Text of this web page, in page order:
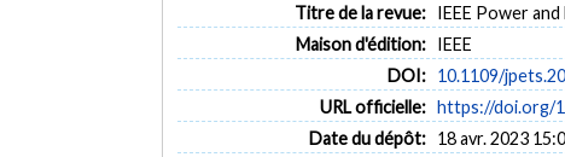
Titre de la revue: IEEE Power
Maison d'édition: IEEE
DOI: 10.1109/
URL officielle: https://doi.org/
Date du dépôt: 18 avr. 2023